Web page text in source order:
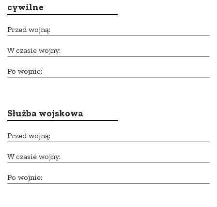
cywilne
Przed wojną:
W czasie wojny:
Po wojnie:
Służba wojskowa
Przed wojną:
W czasie wojny:
Po wojnie: